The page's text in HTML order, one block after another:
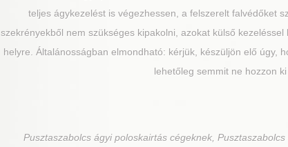
teljes ágykezelést is végezhessen, a felszerelt falvédőket
szekrényekből nem szükséges kipakolni, azokat külső
helyre. Általánosságban elmondható: kérjük, készüljön elő úgy,
lehetőleg semmit ne hozzon
Pusztaszabolcságyi poloskairtás cégeknek,